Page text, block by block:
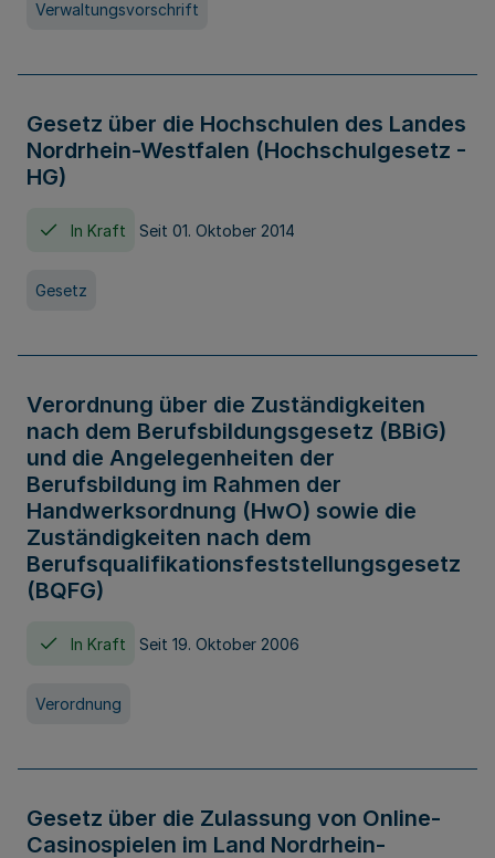
Verwaltungsvorschrift
Gesetz über die Hochschulen des Landes
Nordrhein-Westfalen (Hochschulgesetz -
HG)
In Kraft Seit 01. Oktober 2014
Gesetz
Verordnung über die Zuständigkeiten
nach dem Berufsbildungsgesetz (BBiG)
und die Angelegenheiten der
Berufsbildung im Rahmen der
Handwerksordnung (HwO) sowie die
Zuständigkeiten nach dem
Berufsqualifikationsfeststellungsgesetz
(BQFG)
In Kraft Seit 19. Oktober 2006
Verordnung
Gesetz über die Zulassung von Online-
Casinospielen im Land Nordrhein-